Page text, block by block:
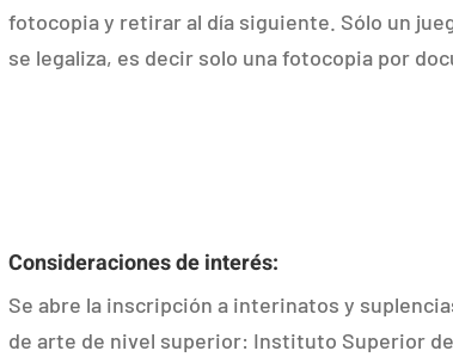
fotocopia y retirar al día siguiente. Sólo un
se legaliza, es decir solo una fotocopia por
Consideraciones de interés:
Se abre la inscripción a interinatos y
de arte de nivel superior: Instituto Superior